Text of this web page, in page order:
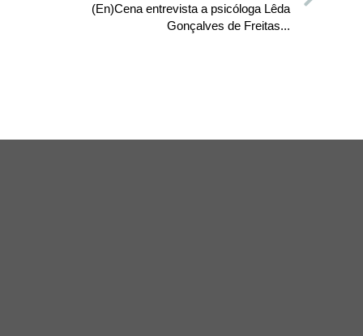
(En)Cena entrevista a psicóloga Lêda
Gonçalves de Freitas...